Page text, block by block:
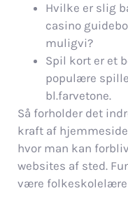
Hvilke er slig
casino
muligvi?
Spil kort er et
populære
bl.farvetone.
Så forholder det
kraft af
hvor man kan
websites af sted.
være